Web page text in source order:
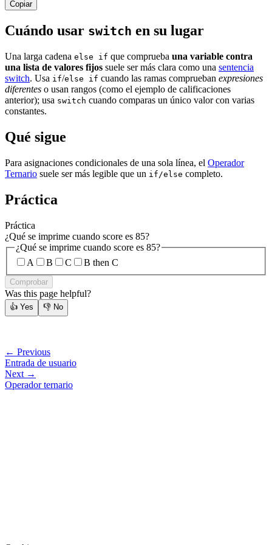
Copiar
Cuándo usar switch en su lugar
Una larga cadena else if que comprueba una variable contra
una lista de valores fijos suele ser más clara como una sentencia
switch. Usa if/else if cuando las ramas comprueban expresiones
diferentes o usan rangos (como el ejemplo de calificaciones
anterior); usa switch cuando comparas un único valor con varias
constantes.
Qué sigue
Para asignaciones condicionales de una sola línea, el Operador
Ternario suele ser más legible que un if/else completo.
Práctica
Práctica
¿Qué se imprime cuando score es 85?
¿Qué se imprime cuando score es 85?
A
B C B then C
Comprobar
Was this page helpful?
👍 Yes 👎 No
← Previous
Entrada de usuario
Next →
Operador ternario